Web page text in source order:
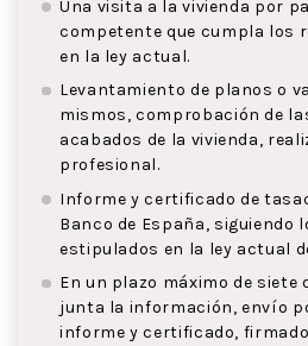
Una visita a la vivienda por
competente que cumpla los
en la ley actual.
Levantamiento de planos o
mismos, comprobación de
acabados de la vivienda,
profesional.
Informe y certificado de
Banco de España, siguiendo
estipulados en la ley actual
En un plazo máximo de siete
junta la información, envío
informe y certificado,